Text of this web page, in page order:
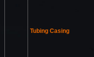
Tubing Casing